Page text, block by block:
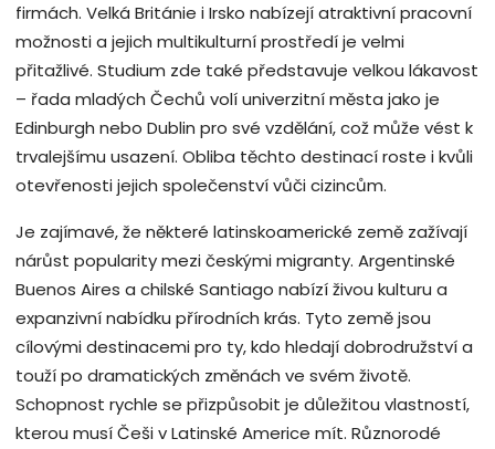
firmách. Velká Británie i Irsko nabízejí atraktivní pracovní
možnosti a jejich multikulturní prostředí je velmi
přitažlivé. Studium zde také představuje velkou lákavost
– řada mladých Čechů volí univerzitní města jako je
Edinburgh nebo Dublin pro své vzdělání, což může vést k
trvalejšímu usazení. Obliba těchto destinací roste i kvůli
otevřenosti jejich společenství vůči cizincům.
Je zajímavé, že některé latinskoamerické země zažívají
nárůst popularity mezi českými migranty. Argentinské
Buenos Aires a chilské Santiago nabízí živou kulturu a
expanzivní nabídku přírodních krás. Tyto země jsou
cílovými destinacemi pro ty, kdo hledají dobrodružství a
touží po dramatických změnách ve svém životě.
Schopnost rychle se přizpůsobit je důležitou vlastností,
kterou musí Češi v Latinské Americe mít. Různorodé